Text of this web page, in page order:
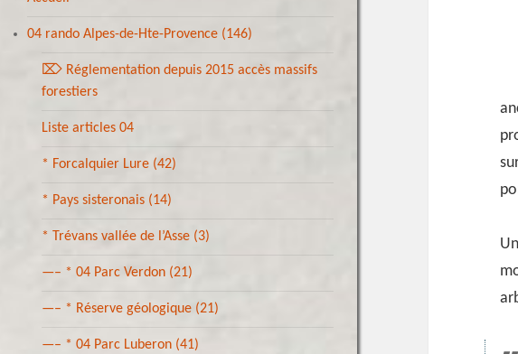
04 rando Alpes-de-Hte-Provence (146)
⌦ Réglementation depuis 2015 accès massifs
forestiers
Liste articles 04
* Forcalquier Lure (42)
* Pays sisteronais (14)
* Trévans vallée de l’Asse (3)
—– * 04 Parc Verdon (21)
—– * Réserve géologique (21)
—– * 04 Parc Luberon (41)